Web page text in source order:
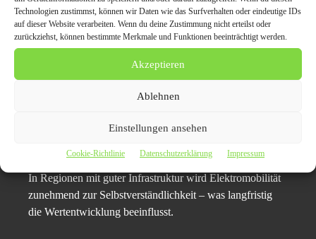
Technologien zustimmst, können wir Daten wie das Surfverhalten oder eindeutige IDs
auf dieser Website verarbeiten. Wenn du deine Zustimmung nicht erteilst oder
zurückziehst, können bestimmte Merkmale und Funktionen beeinträchtigt werden.
Akzeptieren
Ablehnen
Einstellungen ansehen
Cookie-Richtlinie Datenschutzerklärung Impressum
Wallbox als zusätzlicher
Verkaufsfaktor
Elektrofahrzeugs. Wenn beim Verkauf eine bestehende
nachgewiesen werden kann, wirkt sich das positiv auf die
In Regionen mit guter Infrastruktur wird Elektromobilität
zunehmend zur Selbstverständlichkeit – was langfristig
die Wertentwicklung beeinflusst.